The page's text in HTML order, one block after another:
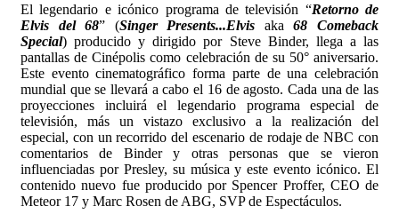
El legendario e icónico programa de televisión “Retorno de
Elvis del 68” (Singer Presents...Elvis aka68 Comeback
Special) producido y dirigido por Steve Binder, llega a las
pantallas de Cinépolis como celebración de su 50° aniversario.
Este evento cinematográfico forma parte de una celebración
mundial que se llevará a cabo el 16 de agosto. Cada una de las
proyecciones incluirá el legendario programa especial de
televisión, más un vistazo exclusivo a la realización del
especial, con un recorrido del escenario de rodaje de NBC con
comentarios de Binder y otras personas que se vieron
influenciadas por Presley, su música y este evento icónico. El
contenido nuevo fue producido por Spencer Proffer, CEO de
Meteor 17 y Marc Rosen de ABG, SVP de Espectáculos.